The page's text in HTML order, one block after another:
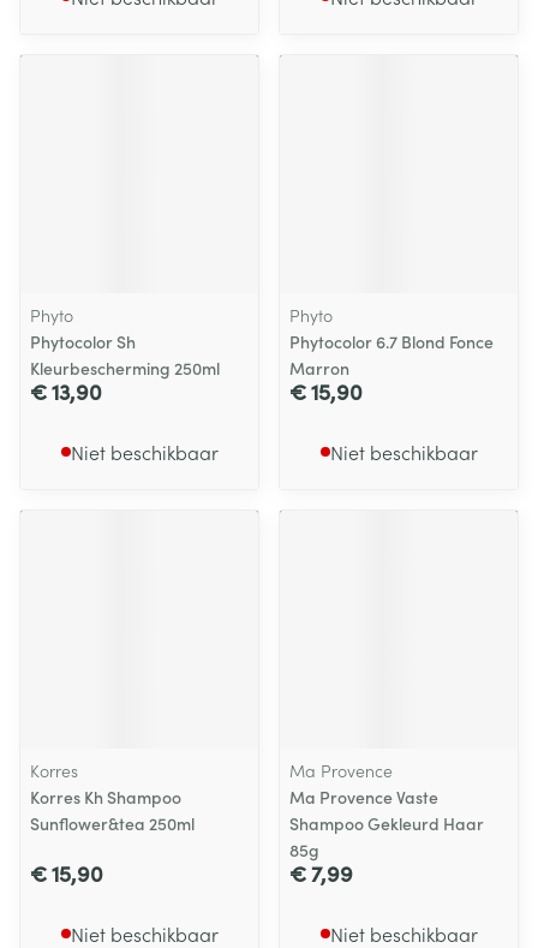
Phyto
Phytocolor Sh
Kleurbescherming 250ml
€ 13,90
Niet beschikbaar
Phyto
Phytocolor 6.7 Blond Fonce
Marron
€ 15,90
Niet beschikbaar
Korres
Korres Kh Shampoo
Sunflower&tea 250ml
€ 15,90
Niet beschikbaar
Ma Provence
Ma Provence Vaste
Shampoo Gekleurd Haar
85g
€ 7,99
Niet beschikbaar